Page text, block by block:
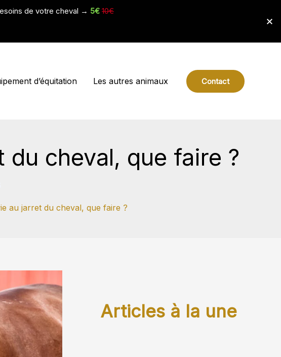
d’équitation Les autres animaux Contact
du cheval, que faire ?
au jarret du cheval, que faire ?
Articles à la une
de votre cheval → 5€ 10€